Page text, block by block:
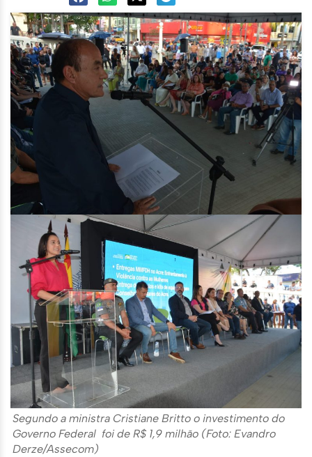
Segundo a ministra Cristiane Britto o investimento do
Governo Federal foi de R$ 1,9 milhão (Foto: Evandro
Derze/Assecom)